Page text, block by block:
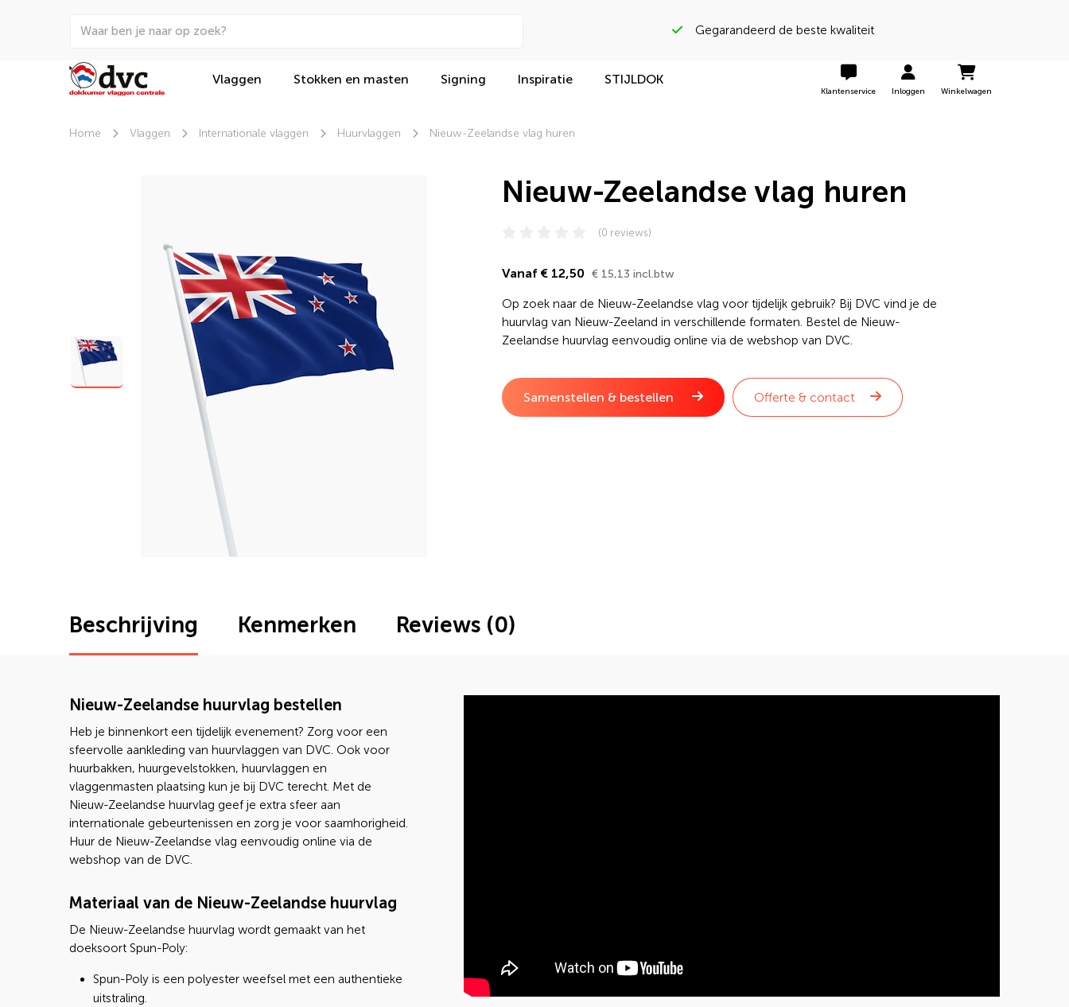
Vlaggen Stokken en masten Signing Inspiratie STIJLDOK
Klantenservice Inloggen Winkelwagen
Home Vlaggen Internationale vlaggen Huurvlaggen Nieuw-Zeelandse vlag huren
Nieuw-Zeelandse vlag huren
(0 reviews)
Vanaf € 12,50 € 15,13 incl.btw
Op zoek naar de Nieuw-Zeelandse vlag voor tijdelijk gebruik? Bij DVC vind je de
huurvlag van Nieuw-Zeeland in verschillende formaten. Bestel de Nieuw-
Zeelandse huurvlag eenvoudig online via de webshop van DVC.
Samenstellen & bestellen Offerte & contact
Beschrijving
Nieuw-Zeelandse huurvlag bestellen
Heb je binnenkort een tijdelijk evenement? Zorg voor een
sfeervolle aankleding van huurvlaggen van DVC. Ook voor
huurbakken, huurgevelstokken, huurvlaggen en
vlaggenmasten plaatsing kun je bij DVC terecht. Met de
Nieuw-Zeelandse huurvlag geef je extra sfeer aan
internationale gebeurtenissen en zorg je voor saamhorigheid.
Huur de Nieuw-Zeelandse vlag eenvoudig online via de
webshop van de DVC.
Materiaal van de Nieuw-Zeelandse huurvlag
De Nieuw-Zeelandse huurvlag wordt gemaakt van het
doeksoort Spun-Poly:
Spun-Poly is een polyester weefsel met een authentieke
uitstraling.
Kenmerken Reviews (0)